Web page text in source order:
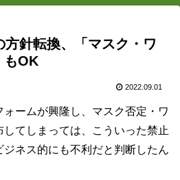
針転換、「マスク・ワ
もOK
2022.09.01
ームが興隆し、マスク否定・ワ
てしまっては、こういった禁止
ネス的にも不利だと判断したん